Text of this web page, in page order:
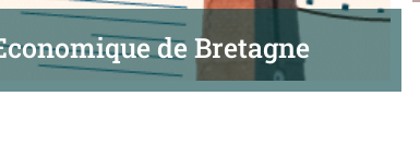
de Bretagne